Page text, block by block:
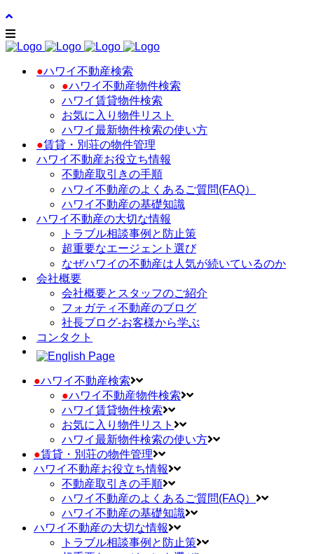
●ハワイ不動産検索
●ハワイ不動産物件検索
ハワイ賃貸物件検索
お気に入り物件リスト
ハワイ最新物件検索の使い方
●賃貸・別荘の物件管理
ハワイ不動産お役立ち情報
不動産取引きの手順
ハワイ不動産のよくあるご質問(FAQ）
ハワイ不動産の基礎知識
ハワイ不動産の大切な情報
トラブル相談事例と防止策
超重要なエージェント選び
なぜハワイの不動産は人気が続いているのか
会社概要
会社概要とスタッフのご紹介
フォガティ不動産のブログ
社長ブログ-お客様から学ぶ
コンタクト
●ハワイ不動産検索
●ハワイ不動産物件検索
ハワイ賃貸物件検索
お気に入り物件リスト
ハワイ最新物件検索の使い方
●賃貸・別荘の物件管理
ハワイ不動産お役立ち情報
不動産取引きの手順
ハワイ不動産のよくあるご質問(FAQ）
ハワイ不動産の基礎知識
ハワイ不動産の大切な情報
トラブル相談事例と防止策